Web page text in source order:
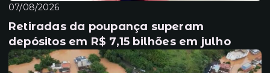
07/08/2026
Retiradas da poupança superam
depósitos em R$ 7,15 bilhões em julho